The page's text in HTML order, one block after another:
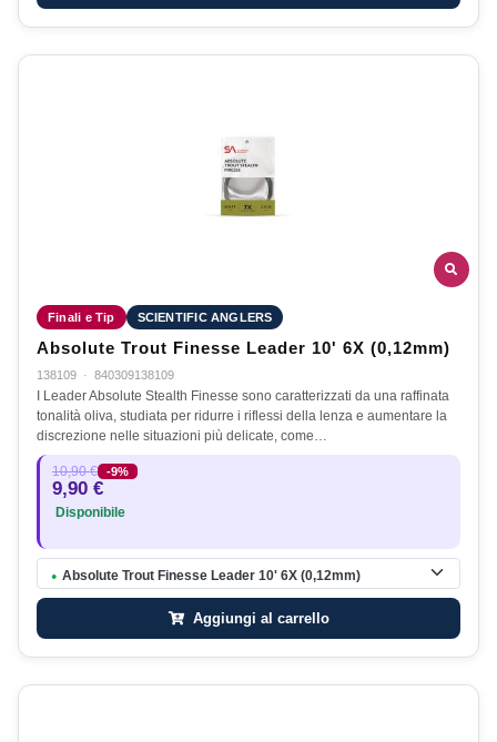
Finali e Tip SCIENTIFIC ANGLERS
Absolute Trout Finesse Leader 10' 6X (0,12mm)
138109 · 840309138109
I Leader Absolute Stealth Finesse sono caratterizzati da una raffinata
tonalità oliva, studiata per ridurre i riflessi della lenza e aumentare la
discrezione nelle situazioni più delicate, come…
10,90 € -9%
9,90 €
Disponibile
● Absolute Trout Finesse Leader 10' 6X (0,12mm)
Aggiungi al carrello